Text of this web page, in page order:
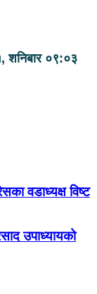
शनिबार ०९:०३
वडाध्यक्ष विष्ट
उपाध्यायको